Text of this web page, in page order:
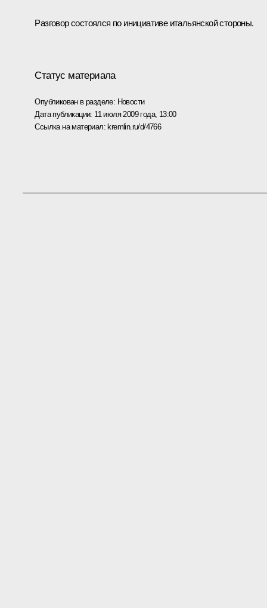
Разговор состоялся по инициативе итальянской стороны.
Статус материала
Опубликован в разделе: Новости
Дата публикации: 11 июля 2009 года, 13:00
Ссылка на материал:kremlin.ru/d/4766